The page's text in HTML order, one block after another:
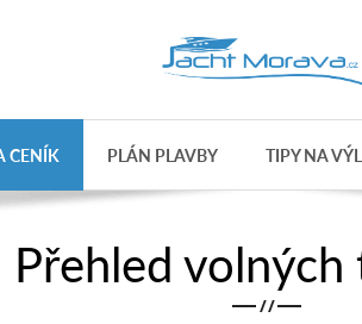
CENÍK PLÁN PLAVBY TIPY NA
Přehled
/ /